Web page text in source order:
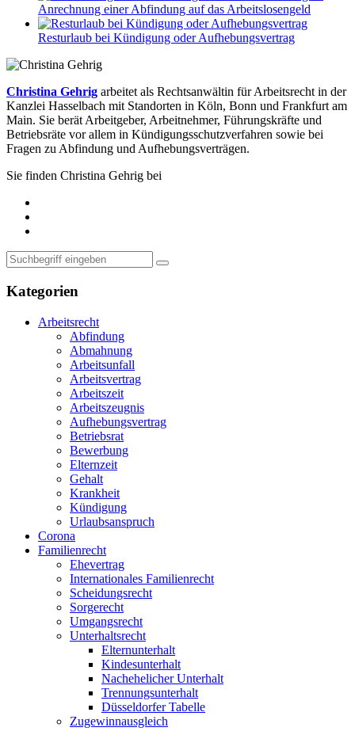
Anrechnung einer Abfindung auf das Arbeitslosengeld
Resturlaub bei Kündigung oder Aufhebungsvertrag
Christina Gehrig arbeitet als Rechtsanwältin für Arbeitsrecht in der
Kanzlei Hasselbach mit Standorten in Köln, Bonn und Frankfurt am
Main. Sie berät Arbeitgeber, Arbeitnehmer, Führungskräfte und
Betriebsräte vor allem in Kündigungsschutzverfahren sowie bei
Fragen zu Abfindung und Aufhebungsverträgen.
Sie finden Christina Gehrig bei
Kategorien
Arbeitsrecht
Abfindung
Abmahnung
Arbeitsunfall
Arbeitsvertrag
Arbeitszeit
Arbeitszeugnis
Aufhebungsvertrag
Betriebsrat
Bewerbung
Elternzeit
Gehalt
Krankheit
Kündigung
Urlaubsanspruch
Corona
Familienrecht
Ehevertrag
Internationales Familienrecht
Scheidungsrecht
Sorgerecht
Umgangsrecht
Unterhaltsrecht
Elternunterhalt
Kindesunterhalt
Nachehelicher Unterhalt
Trennungsunterhalt
Düsseldorfer Tabelle
Zugewinnausgleich